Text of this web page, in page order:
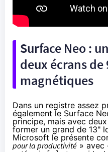
Surface Neo :
deux écrans
magnétiques
Dans un registre assez
également le Surface
principe, mais avec
former un grand de 13"
Microsoft le présente
pour la productivité » avec